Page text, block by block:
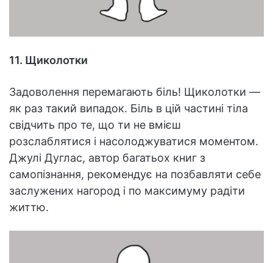
11. Щиколотки
Задоволення перемагають біль! Щиколотки —
як раз такий випадок. Біль в цій частині тіла
свідчить про те, що ти не вмієш
розслаблятися і насолоджуватися моментом.
Джулі Дуглас, автор багатьох книг з
самопізнання, рекомендує на позбавляти себе
заслужених нагород і по максимуму радіти
життю.